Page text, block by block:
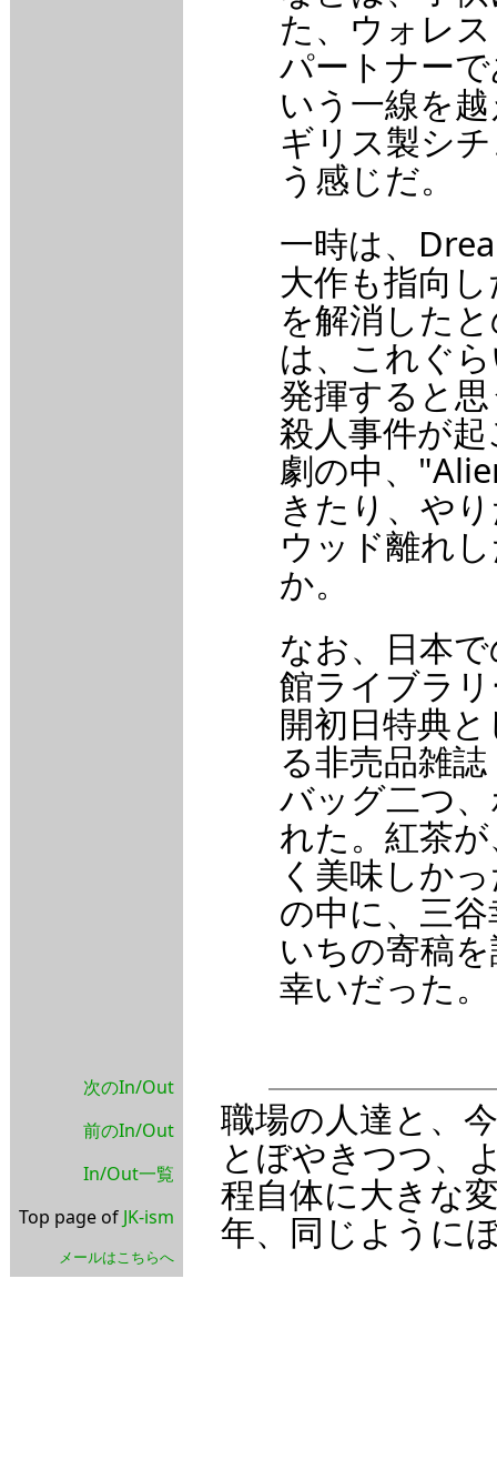
次のIn/Out
前のIn/Out
In/Out一覧
Top page of JK-ism
メールはこちらへ
た、ウォレ
パートナー
いう一線を
ギリス製シ
う感じだ。
一時は、
大作も指向
を解消した
は、これぐ
発揮すると
殺人事件が
劇の中、
きたり、や
ウッド離れ
か。
なお、日本
館ライブラ
開初日特典
る非売品雑
バッグ二つ
れた。紅茶
く美味しか
の中に、三
いちの寄稿
幸いだった。
職場の人達と、
とぼやきつつ、
程自体に大きな
年、同じように